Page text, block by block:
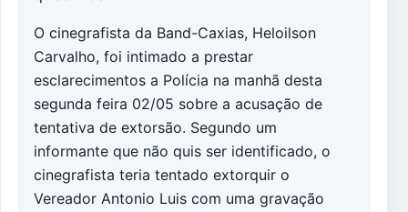
O cinegrafista da Band-Caxias, Heloilson
Carvalho, foi intimado a prestar
esclarecimentos a Polícia na manhã desta
segunda feira 02/05 sobre a acusação de
tentativa de extorsão. Segundo um
informante que não quis ser identificado, o
cinegrafista teria tentado extorquir o
Vereador Antonio Luis com uma gravação